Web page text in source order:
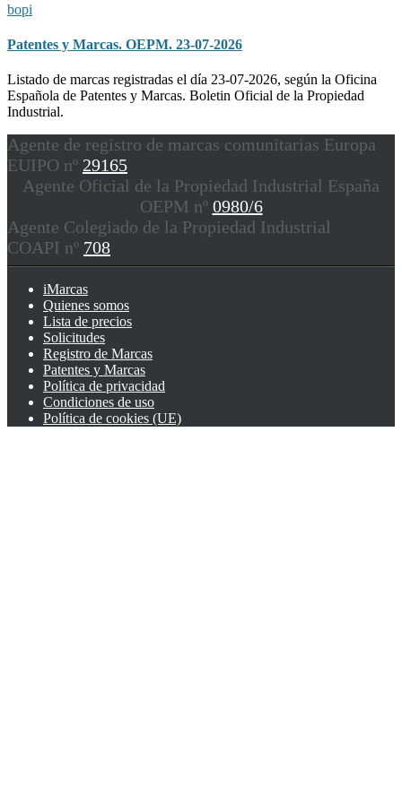
bopi
Patentes y Marcas. OEPM. 23-07-2026
Listado de marcas registradas el día 23-07-2026, según la Oficina
Española de Patentes y Marcas. Boletin Oficial de la Propiedad
Industrial.
Agente de registro de marcas comunitarias Europa
EUIPO nº 29165
Agente Oficial de la Propiedad Industrial España
OEPM nº 0980/6
Agente Colegiado de la Propiedad Industrial
COAPI nº 708
iMarcas
Quienes somos
Lista de precios
Solicitudes
Registro de Marcas
Patentes y Marcas
Política de privacidad
Condiciones de uso
Política de cookies (UE)